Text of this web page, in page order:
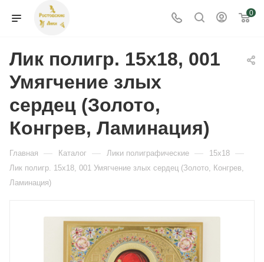
0
Лик полигр. 15х18, 001
Умягчение злых
сердец (Золото,
Конгрев, Ламинация)
Главная — Каталог — Лики полиграфические — 15х18 —
Лик полигр. 15х18, 001 Умягчение злых сердец (Золото, Конгрев,
Ламинация)